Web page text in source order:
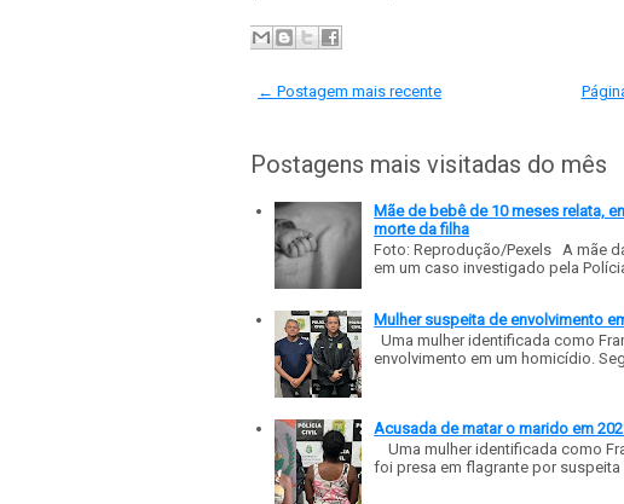
← Postagem mais recente
Postagens mais visitadas do mês
Mãe de bebê de 10 meses relata,
morte da filha
Foto: Reprodução/Pexels A mãe
em um caso investigado pela
Mulher suspeita de envolvimento
Uma mulher identificada como
envolvimento em um homicídio.
Acusada de matar o marido em
Uma mulher identificada como
foi presa em flagrante por suspeita